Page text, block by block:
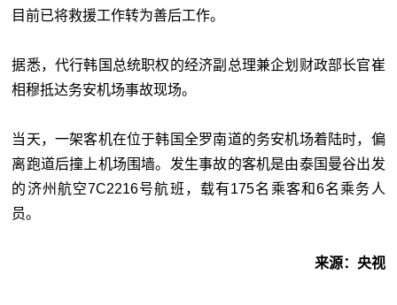
目前已将救援工作转为善后工作。
据悉，代行韩国总统职权的经济副总理兼企划财政部长官崔
相穆抵达务安机场事故现场。
当天，一架客机在位于韩国全罗南道的务安机场着陆时，偏
离跑道后撞上机场围墙。发生事故的客机是由泰国曼谷出发
的济州航空7C2216号航班，载有175名乘客和6名乘务人
员。
来源：央视